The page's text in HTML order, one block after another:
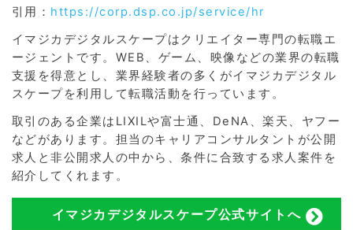
引用： https://corp.dsp.co.jp/service/hr
イマジカデジタルスケープはクリエイター専門の転職エ
ージェントです。WEB、ゲーム、映像などの業界の転職
支援を得意とし、業界経験者の多くがイマジカデジタル
スケープを利用して転職活動を行っています。
取引のある企業はLIXILや富士通、DeNA、楽天、ヤフー
などがあります。担当のキャリアコンサルタントが公開
求人と非公開求人の中から、条件に合致する求人案件を
紹介してくれます。
イマジカデジタルスケープ公式サイトへ